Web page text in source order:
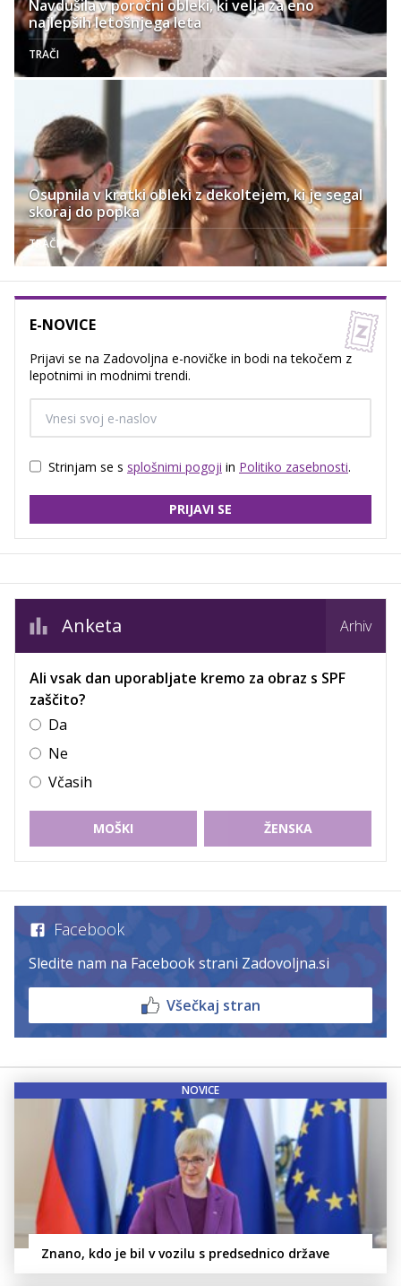
Navdušila v poročni obleki, ki velja za eno
najlepših letošnjega leta
TRAČI
Osupnila v kratki obleki z dekoltejem, ki je segal
skoraj do popka
TRAČI
E-NOVICE
Prijavi se na Zadovoljna e-novičke in bodi na tekočem z
lepotnimi in modnimi trendi.
Strinjam se s splošnimi pogoji in Politiko zasebnosti.
PRIJAVI SE
Anketa Arhiv
Ali vsak dan uporabljate kremo za obraz s SPF
zaščito?
Da
Ne
Včasih
MOŠKI ŽENSKA
Facebook
Sledite nam na Facebook strani Zadovoljna.si
Všečkaj stran
NOVICE
Znano, kdo je bil v vozilu s predsednico države